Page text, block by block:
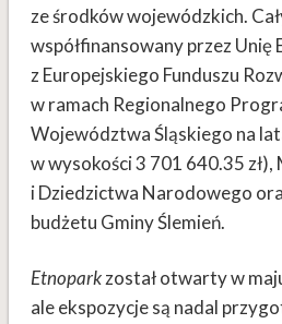
ze środków wojewódzkich.
współfinansowany przez Unię
z Europejskiego Funduszu
w ramach Regionalnego
Województwa Śląskiego na
w wysokości 3 701 640.35
i Dziedzictwa Narodowego
budżetu Gminy Ślemień.
Etnoparkzostał otwarty w
ale ekspozycje są nadal